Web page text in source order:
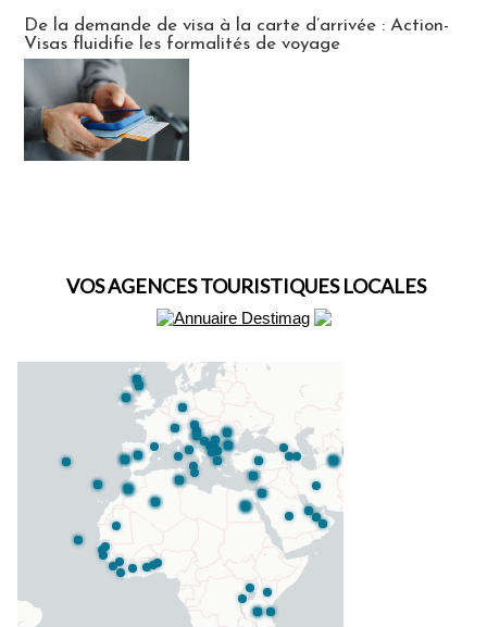
De la demande de visa à la carte d’arrivée : Action-
Visas fluidifie les formalités de voyage
VOS AGENCES TOURISTIQUES LOCALES